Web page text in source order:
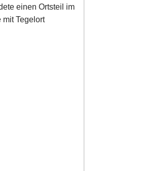
einen Ortsteil im
Tegelort